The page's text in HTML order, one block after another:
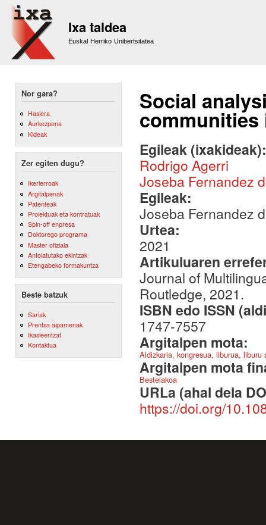
Ixa taldea
Euskal Herriko Unibertsitatea
Nor gara?
Hasiera
Aurkezpena
Kideak
Zer egiten dugu?
Ikerlerroak
Argitalpenak
Patenteak
Proiektuak eta kontratuak
Spin-off enpresa
Doktorego programa
Master ofiziala
Antolatutako ekintzak
Etengabeko formakuntza
Beste batzuk
Sariak
Prentsa aipamenak
Ikasleentzat
Kontaktua
Social
communities
Egileak
Rodrigo Agerri
Joseba Fernandez
Egileak:
Joseba Fernandez
Urtea:
2021
Artikuluaren
Journal of
Routledge, 2021.
ISBN edo ISSN
1747-7557
Argitalpen mota:
Aldizkaria, kongresua, liburua,
Argitalpen mota
Bestelakoa
URLa (ahal dela
https://doi.org/